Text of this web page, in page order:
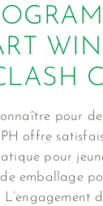
pour
offre
pour
emballage
L’engagement